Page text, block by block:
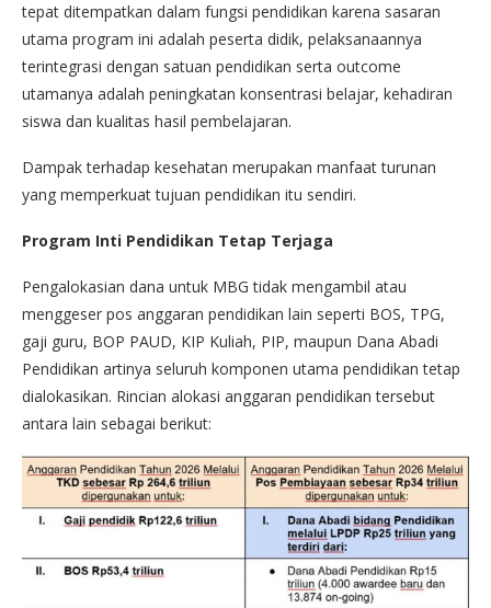
tepat ditempatkan dalam fungsi pendidikan karena sasaran
utama program ini adalah peserta didik, pelaksanaannya
terintegrasi dengan satuan pendidikan serta outcome
utamanya adalah peningkatan konsentrasi belajar, kehadiran
siswa dan kualitas hasil pembelajaran.
Dampak terhadap kesehatan merupakan manfaat turunan
yang memperkuat tujuan pendidikan itu sendiri.
Program Inti Pendidikan Tetap Terjaga
Pengalokasian dana untuk MBG tidak mengambil atau
menggeser pos anggaran pendidikan lain seperti BOS, TPG,
gaji guru, BOP PAUD, KIP Kuliah, PIP, maupun Dana Abadi
Pendidikan artinya seluruh komponen utama pendidikan tetap
dialokasikan. Rincian alokasi anggaran pendidikan tersebut
antara lain sebagai berikut: